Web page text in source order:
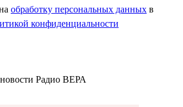
обработку персональных данных в
конфиденциальности
Радио ВЕРА